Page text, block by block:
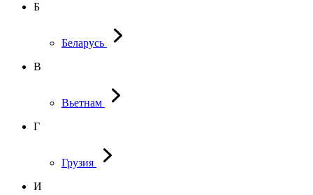
Б
Беларусь
В
Вьетнам
Г
Грузия
И